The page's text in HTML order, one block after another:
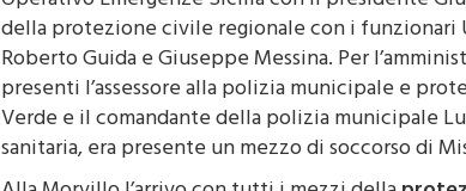
della protezione civile regionale con i funzionari
Roberto Guida e Giuseppe Messina. Per
presenti l’assessore alla polizia municipale e
Verde e il comandante della polizia municipale
sanitaria, era presente un mezzo di soccorso di
Alla Morvillo l’arrivo con tutti i mezzi della